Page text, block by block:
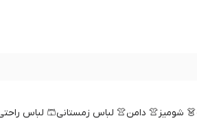
👗 شومیز👚 دامن👚 لباس زمستانی🩳 لباس